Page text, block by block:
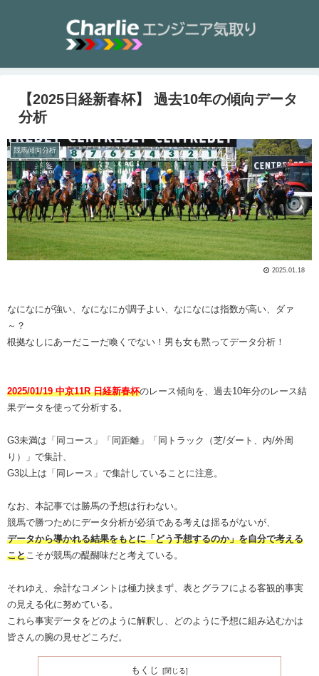
【2025日経新春杯】 過去10年の傾向データ
分析
競馬傾向分析
2025.01.18
なになにが強い、なになにが調子よい、なになには指数が高い、ダァ
～？
根拠なしにあーだこーだ喚くでない！男も女も黙ってデータ分析！
2025/01/19 中京11R 日経新春杯のレース傾向を、過去10年分のレース結
果データを使って分析する。
G3未満は「同コース」「同距離」「同トラック（芝/ダート、内/外周
り）」で集計、
G3以上は「同レース」で集計していることに注意。
なお、本記事では勝馬の予想は行わない。
競馬で勝つためにデータ分析が必須である考えは揺るがないが、
データから導かれる結果をもとに「どう予想するのか」を自分で考える
ことこそが競馬の醍醐味だと考えている。
それゆえ、余計なコメントは極力挟まず、表とグラフによる客観的事実
の見える化に努めている。
これら事実データをどのように解釈し、どのように予想に組み込むかは
皆さんの腕の見せどころだ。
もくじ